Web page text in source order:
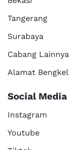
Tangerang
Surabaya
Cabang Lainnya
Alamat Bengkel
Social Media
Instagram
Youtube